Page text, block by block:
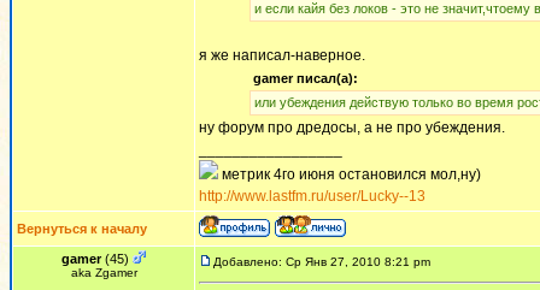
и если кайя без локов - это не значит,чтоему
я же написал-наверное.
gamer писал(а):
или убеждения действую только во время
ну форум про дредосы, а не про убеждения.
метрик 4го июня остановился мол,ну)
http://www.lastfm.ru/user/Lucky--13
Вернуться к началу
gamer(45)
aka Zgamer
Добавлено: Ср Янв 27, 2010 8:21 pm